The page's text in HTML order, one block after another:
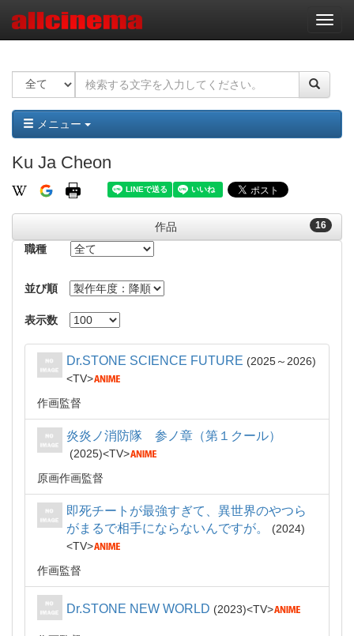
ナ
ビ
ー
ョ
ン
メニュー
Ku Ja Cheon
16
作品
職種
並び順
表示数
Dr.STONE SCIENCE FUTURE
2025～2026
TV
作画監督
炎炎ノ消防隊 参ノ章（第１クール）
2025
TV
原画作画監督
即死チートが最強すぎて、異世界のやつら
がまるで相手にならないんですが。
2024
TV
作画監督
Dr.STONE NEW WORLD 2023 TV